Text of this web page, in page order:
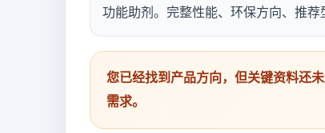
功能助剂。完整性能、环保方向、推荐
您已经找到产品方向，但关键资料还
需求。